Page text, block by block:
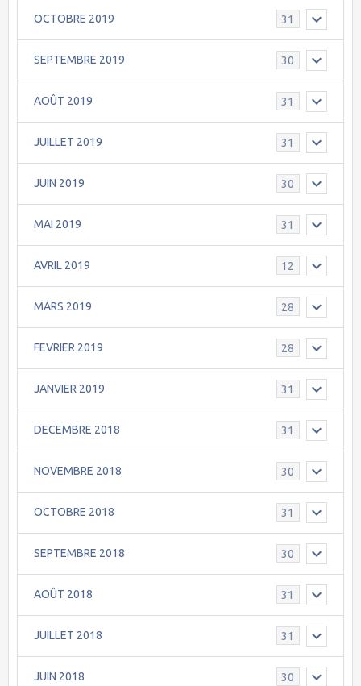
OCTOBRE 2019 31
SEPTEMBRE 2019 30
AOÛT 2019 31
JUILLET 2019 31
JUIN 2019 30
MAI 2019 31
AVRIL 2019 12
MARS 2019 28
FEVRIER 2019 28
JANVIER 2019 31
DECEMBRE 2018 31
NOVEMBRE 2018 30
OCTOBRE 2018 31
SEPTEMBRE 2018 30
AOÛT 2018 31
JUILLET 2018 31
JUIN 2018 30